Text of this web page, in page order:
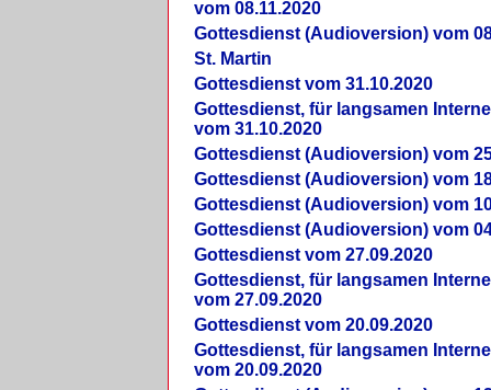
vom 08.11.2020
Gottesdienst (Audioversion) vom
St. Martin
Gottesdienst vom 31.10.2020
Gottesdienst, für langsamen
vom 31.10.2020
Gottesdienst (Audioversion) vom
Gottesdienst (Audioversion) vom
Gottesdienst (Audioversion) vom
Gottesdienst (Audioversion) vom
Gottesdienst vom 27.09.2020
Gottesdienst, für langsamen
vom 27.09.2020
Gottesdienst vom 20.09.2020
Gottesdienst, für langsamen
vom 20.09.2020